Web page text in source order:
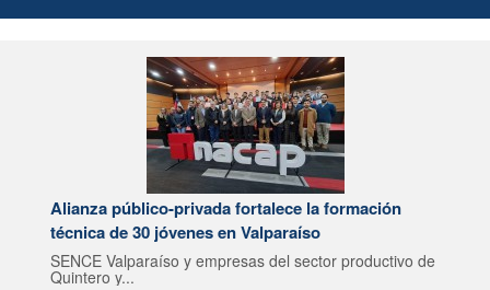
Alianza público-privada fortalece la formación
técnica de 30 jóvenes en Valparaíso
SENCE Valparaíso y empresas del sector productivo de
Quintero y...